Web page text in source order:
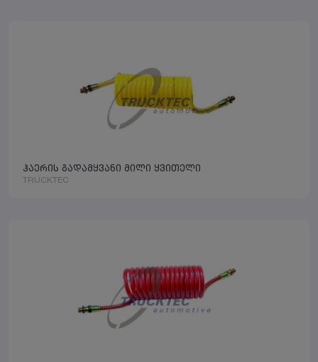
ჰაერის გადამყვანი მილი ყვითელი
TRUCKTEC